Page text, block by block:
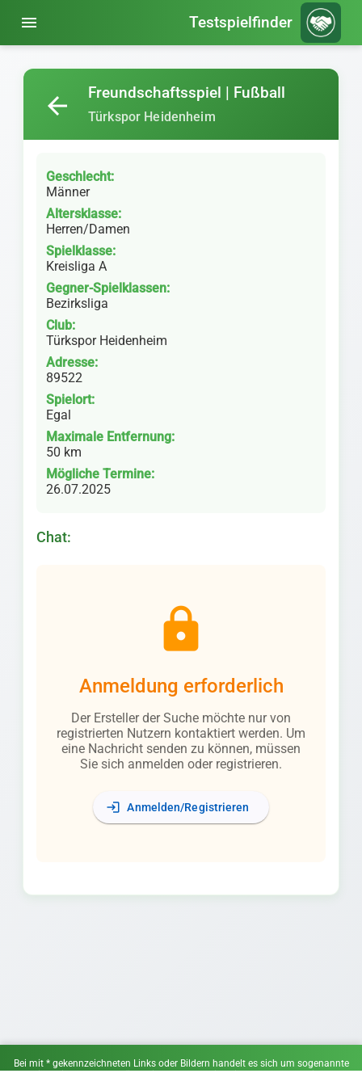
menu Testspielfinder
Freundschaftsspiel | Fußball
Türkspor Heidenheim
arrow_back
Geschlecht:
Männer
Altersklasse:
Herren/Damen
Spielklasse:
Kreisliga A
Gegner-Spielklassen:
Bezirksliga
Club:
Türkspor Heidenheim
Adresse:
89522
Spielort:
Egal
Maximale Entfernung:
50 km
Mögliche Termine:
26.07.2025
Chat:
lock
Anmeldung erforderlich
Der Ersteller der Suche möchte nur von
registrierten Nutzern kontaktiert werden. Um
eine Nachricht senden zu können, müssen
Sie sich anmelden oder registrieren.
login Anmelden/Registrieren
Bei mit * gekennzeichneten Links oder Bildern handelt es sich um sogenannte